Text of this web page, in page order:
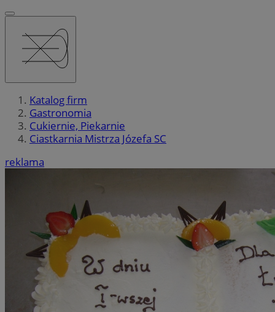
Katalog firm
Gastronomia
Cukiernie, Piekarnie
Ciastkarnia Mistrza Józefa SC
reklama